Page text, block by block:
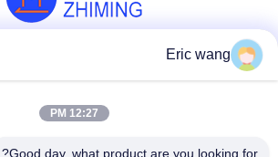
اتصل سريعًا
Eric wang
12:27 PM
Good day, what product are you looking for?